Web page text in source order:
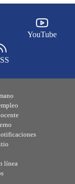
YouTube
línea